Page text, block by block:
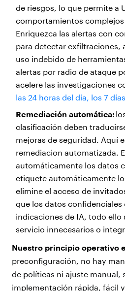
de riesgos, lo que permite a
comportamientos complejos
Enriquezca las alertas con
para detectar exfiltraciones,
uso indebido de
alertas por radio de ataque
acelere las investigaciones
las 24 horas del día, los 7
Remediación automática:
clasificación deben
mejoras de seguridad. Aquí
remediacion automatizada.
automáticamente los datos
etiquete automáticamente
elimine el acceso de
que los datos confidenciales
indicaciones de IA, todo ello
servicio innecesarios o
Nuestro principio operativo
preconfiguración, no hay
de políticas ni ajuste manual,
implementación rápida, fácil